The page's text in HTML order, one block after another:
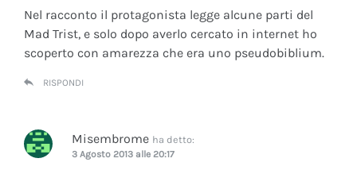
Nel racconto il protagonista legge alcune parti del
Mad Trist, e solo dopo averlo cercato in internet ho
scoperto con amarezza che era uno pseudobiblium.
RISPONDI
Misembrome ha detto:
3 Agosto 2013 alle 20:17